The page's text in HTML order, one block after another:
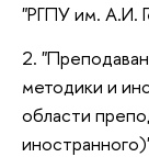
"РГПУ им. А.И.
2.
методики и
области